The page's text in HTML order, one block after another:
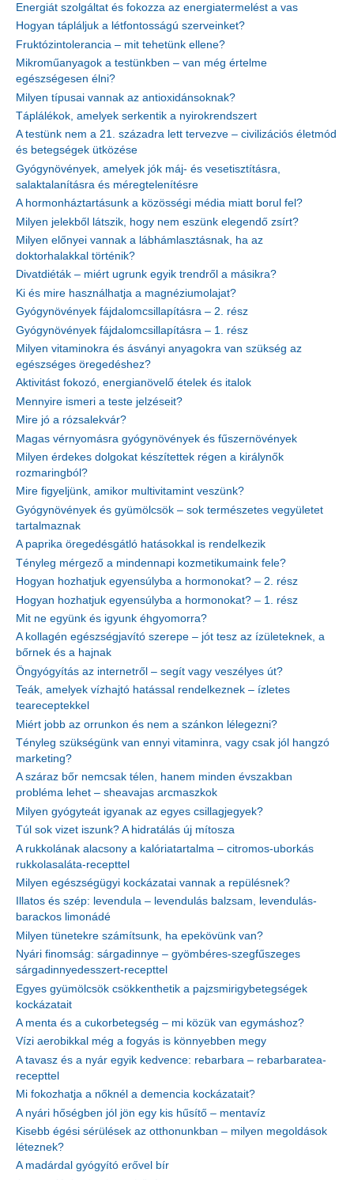
Energiát szolgáltat és fokozza az energiatermelést a vas
Hogyan tápláljuk a létfontosságú szerveinket?
Fruktózintolerancia – mit tehetünk ellene?
Mikroműanyagok a testünkben – van még értelme
egészségesen élni?
Milyen típusai vannak az antioxidánsoknak?
Táplálékok, amelyek serkentik a nyirokrendszert
A testünk nem a 21. századra lett tervezve – civilizációs életmód
és betegségek ütközése
Gyógynövények, amelyek jók máj- és vesetisztításra,
salaktalanításra és méregtelenítésre
A hormonháztartásunk a közösségi média miatt borul fel?
Milyen jelekből látszik, hogy nem eszünk elegendő zsírt?
Milyen előnyei vannak a lábhámlasztásnak, ha az
doktorhalakkal történik?
Divatdiéták – miért ugrunk egyik trendről a másikra?
Ki és mire használhatja a magnéziumolajat?
Gyógynövények fájdalomcsillapításra – 2. rész
Gyógynövények fájdalomcsillapításra – 1. rész
Milyen vitaminokra és ásványi anyagokra van szükség az
egészséges öregedéshez?
Aktivitást fokozó, energianövelő ételek és italok
Mennyire ismeri a teste jelzéseit?
Mire jó a rózsalekvár?
Magas vérnyomásra gyógynövények és fűszernövények
Milyen érdekes dolgokat készítettek régen a királynők
rozmaringból?
Mire figyeljünk, amikor multivitamint veszünk?
Gyógynövények és gyümölcsök – sok természetes vegyületet
tartalmaznak
A paprika öregedésgátló hatásokkal is rendelkezik
Tényleg mérgező a mindennapi kozmetikumaink fele?
Hogyan hozhatjuk egyensúlyba a hormonokat? – 2. rész
Hogyan hozhatjuk egyensúlyba a hormonokat? – 1. rész
Mit ne együnk és igyunk éhgyomorra?
A kollagén egészségjavító szerepe – jót tesz az ízületeknek, a
bőrnek és a hajnak
Öngyógyítás az internetről – segít vagy veszélyes út?
Teák, amelyek vízhajtó hatással rendelkeznek – ízletes
teareceptekkel
Miért jobb az orrunkon és nem a szánkon lélegezni?
Tényleg szükségünk van ennyi vitaminra, vagy csak jól hangzó
marketing?
A száraz bőr nemcsak télen, hanem minden évszakban
probléma lehet – sheavajas arcmaszkok
Milyen gyógyteát igyanak az egyes csillagjegyek?
Túl sok vizet iszunk? A hidratálás új mítosza
A rukkolának alacsony a kalóriatartalma – citromos-uborkás
rukkolasaláta-recepttel
Milyen egészségügyi kockázatai vannak a repülésnek?
Illatos és szép: levendula – levendulás balzsam, levendulás-
barackos limonádé
Milyen tünetekre számítsunk, ha epekövünk van?
Nyári finomság: sárgadinnye – gyömbéres-szegfűszeges
sárgadinnyedesszert-recepttel
Egyes gyümölcsök csökkenthetik a pajzsmirigybetegségek
kockázatait
A menta és a cukorbetegség – mi közük van egymáshoz?
Vízi aerobikkal még a fogyás is könnyebben megy
A tavasz és a nyár egyik kedvence: rebarbara – rebarbaratea-
recepttel
Mi fokozhatja a nőknél a demencia kockázatait?
A nyári hőségben jól jön egy kis hűsítő – mentavíz
Kisebb égési sérülések az otthonunkban – milyen megoldások
léteznek?
A madárdal gyógyító erővel bír